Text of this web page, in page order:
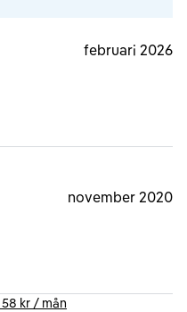
februari 2026
november 2020
58 kr / mån